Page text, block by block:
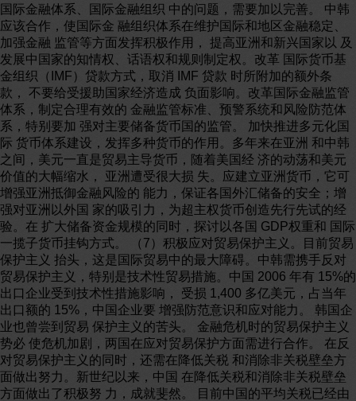
国际金融体系、国际金融组织 中的问题，需要加以完善。 中韩
应该合作，使国际金 融组织体系在维护国际和地区金融稳定、
加强金融 监管等方面发挥积极作用， 提高亚洲和新兴国家以 及
发展中国家的知情权、话语权和规则制定权。改革 国际货币基
金组织（IMF）贷款方式，取消 IMF 贷款 时所附加的额外条
款， 不要给受援助国家经济造成 负面影响。改革国际金融监管
体系，制定合理有效的 金融监管标准、预警系统和风险防范体
系，特别要加 强对主要储备货币国的监管。 加快推进多元化国
际 货币体系建设，发挥多种货币的作用。多年来在亚洲 和中韩
之间，美元一直是贸易主导货币，随着美国经 济的动荡和美元
价值的大幅缩水， 亚洲遭受很大损 失。应建立亚洲货币，它可
增强亚洲抵御金融风险的 能力，保证各国外汇储备的安全；增
强对亚洲以外国 家的吸引力，为超主权货币创造先行先试的经
验。在 扩大储备资金规模的同时，探讨以各国 GDP权重和 国际
一揽子货币挂钩方式。 （7）积极应对贸易保护主义。目前贸易
保护主义 抬头，这是国际贸易中的最大障碍。中韩需携手反对
贸易保护主义，特别是技术性贸易措施。中国 2006 年有 15%的
出口企业受到技术性措施影响， 受损 1,400 多亿美元，占当年
出口额的 15%，中国企业要 增强防范意识和应对能力。 韩国企
业也曾尝到贸易 保护主义的苦头。 金融危机时的贸易保护主义
势必 使危机加剧，两国在应对贸易保护方面需进行合作。 在反
对贸易保护主义的同时，还需在降低关税 和消除非关税壁垒方
面做出努力。新世纪以来，中国 在降低关税和消除非关税壁垒
方面做出了积极努 力，成就斐然。 目前中国的平均关税已经由